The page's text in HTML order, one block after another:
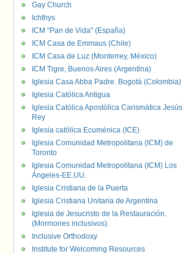
Gay Church
Ichthys
ICM "Pan de Vida" (España)
ICM Casa de Emmaus (Chile)
ICM Casa de Luz (Monterrey, México)
ICM Tigre, Buenos Aires (Argentina)
Iglesia Casa Abba Padre. Bogotá (Colombia)
Iglesia Católica Antigua
Iglesia Católica Apostólica Carismática Jesús
Rey
Iglesia católica Ecuménica (ICE)
Iglesia Comunidad Metropolitana (ICM) de
Toronto
Iglesia Comunidad Metropolitana (ICM) Los
Ángeles-EE.UU.
Iglesia Cristiana de la Puerta
Iglesia Cristiana Unitaria de Argentina
Iglesia de Jesucristo de la Restauración.
(Mormones inclusivos).
Inclusive Orthodoxy
Institute for Welcoming Resources